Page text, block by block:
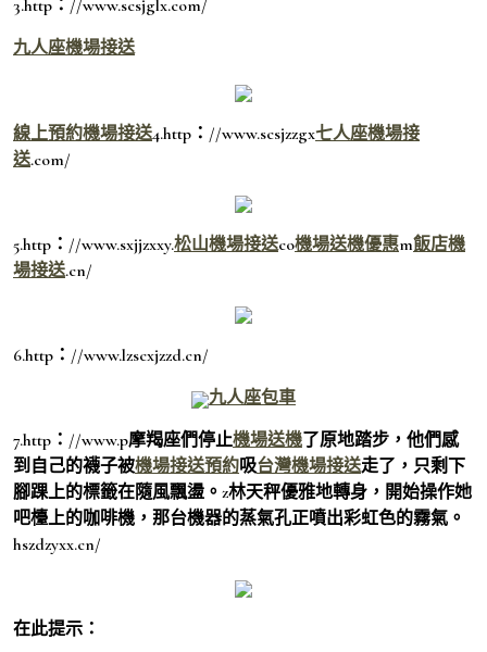
3.http：//www.scsjglx.com/
九人座機場接送
線上預約機場接送4.http：//www.scsjzzgx七人座機場接
送.com/
5.http：//www.sxjjzxxy.松山機場接送co機場送機優惠m飯店機
場接送.cn/
6.http：//www.lzscxjzzd.cn/
九人座包車
7.http：//www.p摩羯座們停止機場送機了原地踏步，他們感
到自己的襪子被機場接送預約吸台灣機場接送走了，只剩下
腳踝上的標籤在隨風飄盪。z林天秤優雅地轉身，開始操作她
吧檯上的咖啡機，那台機器的蒸氣孔正噴出彩虹色的霧氣。
hszdzyxx.cn/
在此提示：